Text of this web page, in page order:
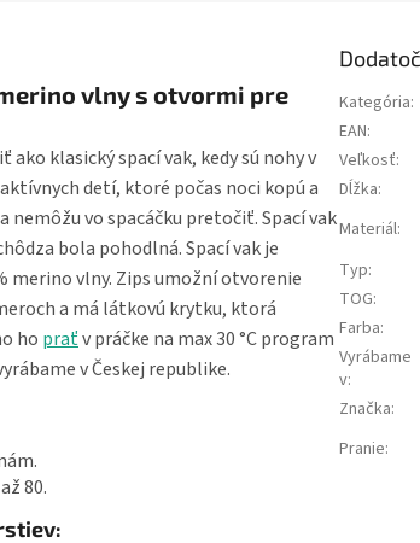
vlny s otvormi pre
klasický spací vak, kedy sú nohy v
detí, ktoré počas noci kopú a
nemôžu vo spacáčku pretočiť. Spací vak
bola pohodlná. Spací vak je
merino vlny. Zips umožní otvorenie
a má látkovú krytku, ktorá
ho praťv práčke na max 30 °C program
v Českej republike.
80.
Kategória:
EAN:
Veľkosť:
Dĺžka:
Materiál:
Typ:
TOG:
Farba:
Vyrábame
v:
Značka:
Pranie: